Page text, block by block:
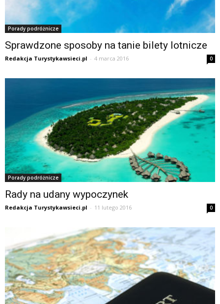
Porady podróżnicze
Sprawdzone sposoby na tanie bilety lotnicze
Redakcja Turystykawsieci.pl - 4 marca 2016 0
Porady podróżnicze
Rady na udany wypoczynek
Redakcja Turystykawsieci.pl - 11 lutego 2016 0